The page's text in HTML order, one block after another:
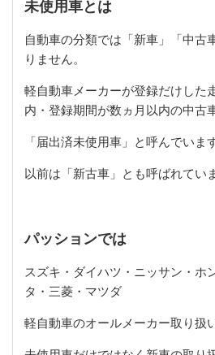
未使用車とは
自動車の分類では「新車」「中古
りません。
軽自動車メーカーが登録だけした
内・登録期間が数ヵ月以内の中古
「届出済未使用車」と呼んでいま
以前は「新古車」とも呼ばれてい
パッションでは
スズキ・ダイハツ・ニッサン・ホ
タ・三菱・マツダ
軽自動車のオールメーカー取り扱